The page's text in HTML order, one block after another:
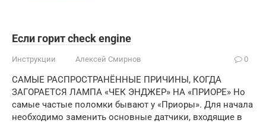
Если горит check engine
Инструкции Алексей Смирнов 0
САМЫЕ РАСПРОСТРАНЁННЫЕ ПРИЧИНЫ, КОГДА
ЗАГОРАЕТСЯ ЛАМПА «ЧЕК ЭНДЖЕР» НА «ПРИОРЕ» Но
самые частые поломки бывают у «Приоры». Для начала
необходимо заменить основные датчики, входящие в